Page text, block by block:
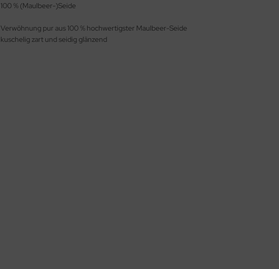
100 % (Maulbeer-)Seide
Verwöhnung pur aus 100 % hochwertigster Maulbeer-Seide
kuschelig zart und seidig glänzend